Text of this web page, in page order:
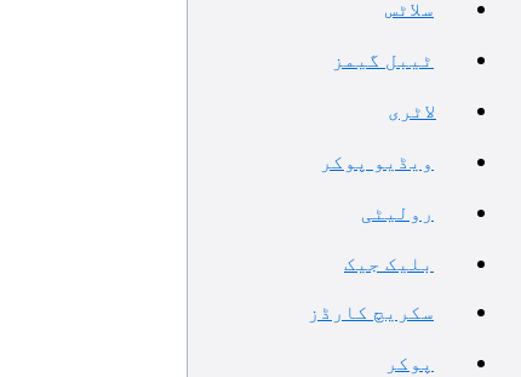
سلاٹس
ٹیبل گیمز
لاٹری
ویڈیو پوکر
رولیٹی
بلیک جیک
سکریچ کارڈز
پوکر